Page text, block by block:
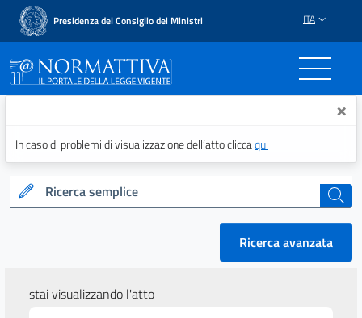
Presidenza del Consiglio dei Ministri ITA
Normattiva - Il portale ×
In caso di problemi di visualizzazione dell’atto cliccaqui
Ricerca semplice cerca
Ricerca avanzata
stai visualizzando l'atto